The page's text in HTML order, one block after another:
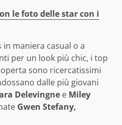
le foto delle star con i
maniera casual o a
per un look più chic, i top
sono ricercatissimi
dalle più giovani
Delevingne e Miley
Gwen Stefany,